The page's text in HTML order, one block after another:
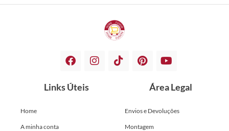
Links Úteis
Home
A minha conta
Área Legal
Envios e Devoluções
Montagem